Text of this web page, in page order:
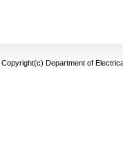
Copyright(c) Department of